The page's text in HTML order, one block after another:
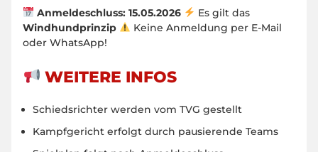
Anmeldeschluss: 15.05.2026
Es gilt das
Windhundprinzip
Keine Anmeldung per E-Mail
oder WhatsApp!
WEITERE INFOS
Schiedsrichter werden vom TVG gestellt
Kampfgericht erfolgt durch pausierende Teams